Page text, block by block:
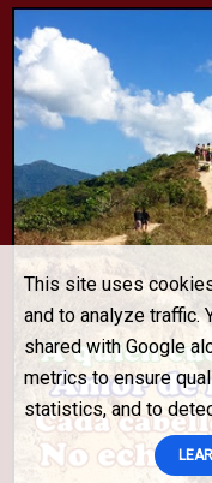
This site uses
and to analyze traffic.
shared with Google
metrics to ensure
statistics, and to